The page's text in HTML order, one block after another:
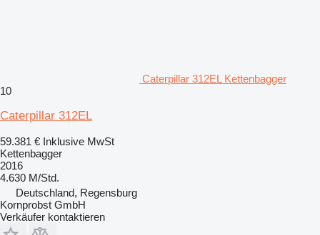
Caterpillar 312EL Kettenbagger
10
Caterpillar 312EL
59.381 € Inklusive MwSt
Kettenbagger
2016
4.630 M/Std.
Deutschland, Regensburg
Kornprobst GmbH
Verkäufer kontaktieren